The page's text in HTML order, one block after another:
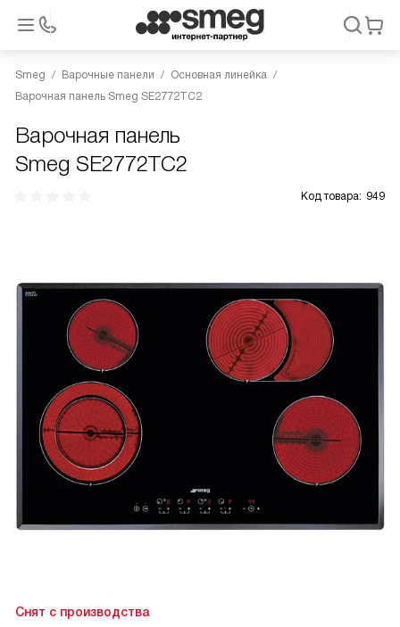
Smeg Варочные панели
Основная линейка
Варочная панель Smeg SE2772TC2
Варочная панель
Smeg SE2772TC2
Код товара: 949
Снят с производства